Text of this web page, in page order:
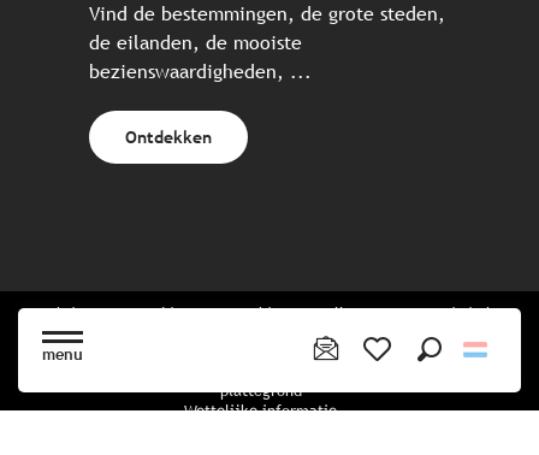
menu
Vind de bestemmingen, de grote steden,
de eilanden, de mooiste
bezienswaardigheden, ...
Ontdekken
Website gecreëerd in samenwerking met alle Bretonse toeristische
plattegrond
Wettelijke informatie